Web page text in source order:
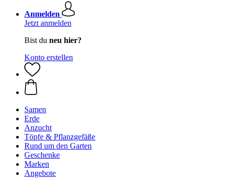
Anmelden
Jetzt anmelden
Bist du neu hier?
Konto erstellen
Samen
Erde
Anzucht
Töpfe & Pflanzgefäße
Rund um den Garten
Geschenke
Marken
Angebote